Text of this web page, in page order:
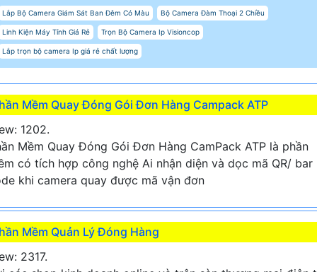
Lắp Bộ Camera Giám Sát Ban Đêm Có Màu Bộ Camera Đàm Thoại 2 Chiều
Linh Kiện Máy Tính Giá Rẻ Trọn Bộ Camera Ip Visioncop
Lắp trọn bộ camera Ip giá rẻ chất lượng
Mềm Quay Đóng Gói Đơn Hàng Campack ATP
1202.
Mềm Quay Đóng Gói Đơn Hàng CamPack ATP là phần
có tích hợp công nghệ Ai nhận diện và dọc mã QR/ bar
khi camera quay được mã vận đơn
Mềm Quản Lý Đóng Hàng
2317.